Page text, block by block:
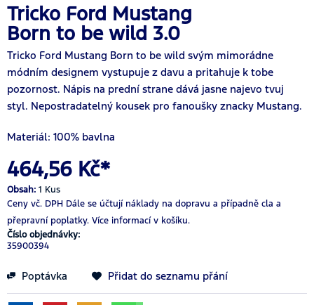
Tricko Ford Mustang
Born to be wild 3.0
Tricko Ford Mustang Born to be wild svým mimorádne
módním designem vystupuje z davu a pritahuje k tobe
pozornost. Nápis na prední strane dává jasne najevo tvuj
styl. Nepostradatelný kousek pro fanoušky znacky Mustang.
Materiál: 100% bavlna
464,56 Kč*
Obsah: 1 Kus
Ceny vč. DPH Dále se účtují náklady na dopravu a případně cla a
přepravní poplatky. Více informací v košíku.
Číslo objednávky:
35900394
Poptávka Přidat do seznamu přání